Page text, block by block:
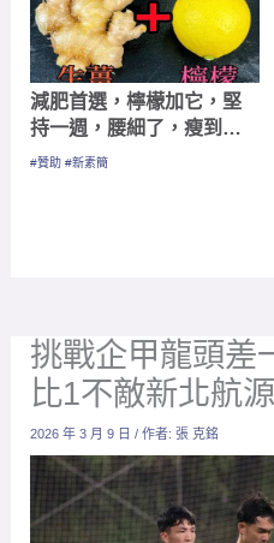
減肥首選，檸檬加它，堅
持一週，腰細了，瘦到你
懷疑人生
#贊助 #新素簡
挑戰企甲龍頭
比1不敵新北航源
2026 年 3 月 9 日/ 作者:張 克銘